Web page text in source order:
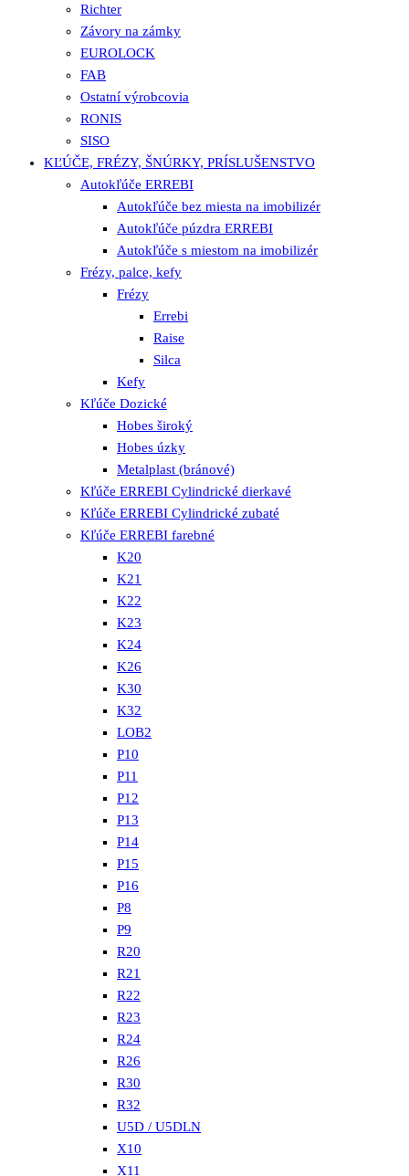
Richter
Závory na zámky
EUROLOCK
FAB
Ostatní výrobcovia
RONIS
SISO
KĽÚČE, FRÉZY, ŠNÚRKY, PRÍSLUŠENSTVO
Autokľúče ERREBI
Autokľúče bez miesta na imobilizér
Autokľúče púzdra ERREBI
Autokľúče s miestom na imobilizér
Frézy, palce, kefy
Frézy
Errebi
Raise
Silca
Kefy
Kľúče Dozické
Hobes široký
Hobes úzky
Metalplast (bránové)
Kľúče ERREBI Cylindrické dierkavé
Kľúče ERREBI Cylindrické zubaté
Kľúče ERREBI farebné
K20
K21
K22
K23
K24
K26
K30
K32
LOB2
P10
P11
P12
P13
P14
P15
P16
P8
P9
R20
R21
R22
R23
R24
R26
R30
R32
U5D / U5DLN
X10
X11